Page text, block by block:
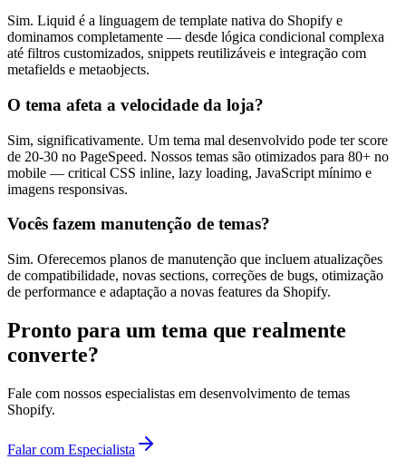
Sim. Liquid é a linguagem de template nativa do Shopify e
dominamos completamente — desde lógica condicional complexa
até filtros customizados, snippets reutilizáveis e integração com
metafields e metaobjects.
O tema afeta a velocidade da loja?
Sim, significativamente. Um tema mal desenvolvido pode ter score
de 20-30 no PageSpeed. Nossos temas são otimizados para 80+ no
mobile — critical CSS inline, lazy loading, JavaScript mínimo e
imagens responsivas.
Vocês fazem manutenção de temas?
Sim. Oferecemos planos de manutenção que incluem atualizações
de compatibilidade, novas sections, correções de bugs, otimização
de performance e adaptação a novas features da Shopify.
Pronto para um tema que realmente
converte?
Fale com nossos especialistas em desenvolvimento de temas
Shopify.
Falar com Especialista